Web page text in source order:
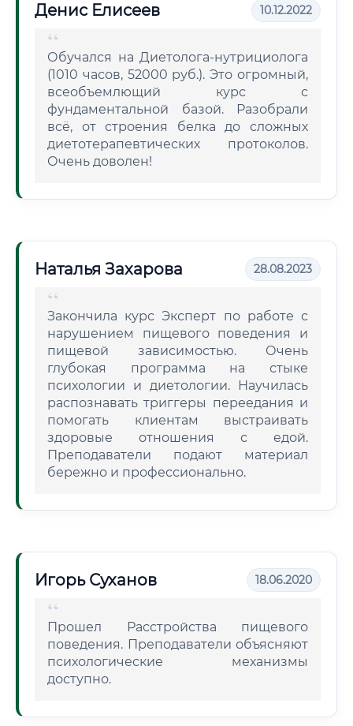
Денис Елисеев 10.12.2022
Обучался на Диетолога-нутрициолога
(1010 часов, 52000 руб.). Это огромный,
всеобъемлющий курс с
фундаментальной базой. Разобрали
всё, от строения белка до сложных
диетотерапевтических протоколов.
Очень доволен!
Наталья Захарова 28.08.2023
Закончила курс Эксперт по работе с
нарушением пищевого поведения и
пищевой зависимостью. Очень
глубокая программа на стыке
психологии и диетологии. Научилась
распознавать триггеры переедания и
помогать клиентам выстраивать
здоровые отношения с едой.
Преподаватели подают материал
бережно и профессионально.
Игорь Суханов 18.06.2020
Прошел Расстройства пищевого
поведения. Преподаватели объясняют
психологические механизмы
доступно.